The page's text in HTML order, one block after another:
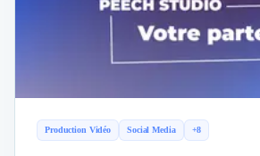
Production Vidéo Social Media +8